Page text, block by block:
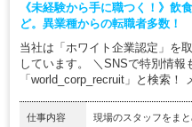
《未経験から手に職つく！》飲
ど。異業種からの転職者多数！
当社は「ホワイト企業認定」を
しています。 ＼SNSで特別情報
「world_corp_recruit」と検索！
仕事内容
現場のスタッフをま